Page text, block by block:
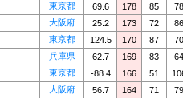
東京都 69.6 178 85 78
大阪府 25.2 173 72 86
東京都 124.5 170 87 70
兵庫県 62.7 169 83 64
東京都 -88.4 166 51
大阪府 56.7 164 71 79